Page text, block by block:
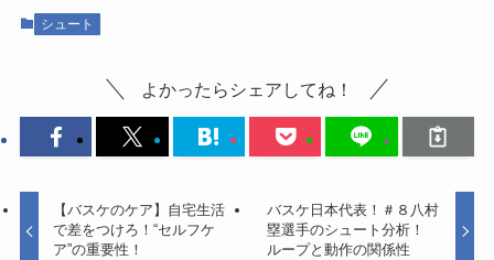
シュート
よかったらシェアしてね！
【バスケのケア】自宅生活
で差をつけろ！“セルフケ
ア”の重要性！
バスケ日本代表！＃８八村
塁選手のシュート分析！
ループと動作の関係性